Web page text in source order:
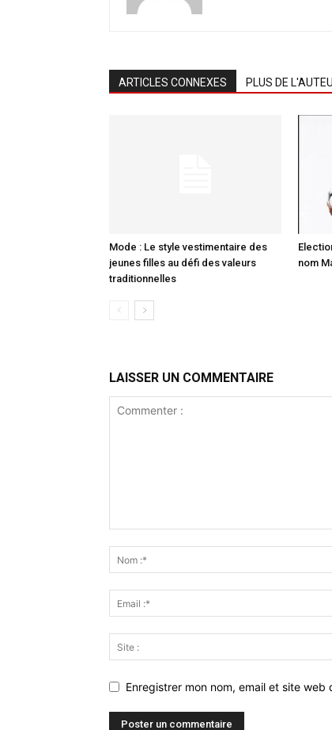
ARTICLES CONNEXES PLUS DE
Mode : Le style vestimentaire des
jeunes filles au défi des valeurs
traditionnelles
nom
LAISSER UN COMMENTAIRE
Enregistrer mon nom, email et site